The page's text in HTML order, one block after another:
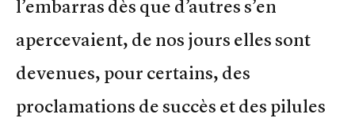
l’embarras dès que d’autres s’en
apercevaient, de nos jours elles sont
devenues, pour certains, des
proclamations de succès et des pilules